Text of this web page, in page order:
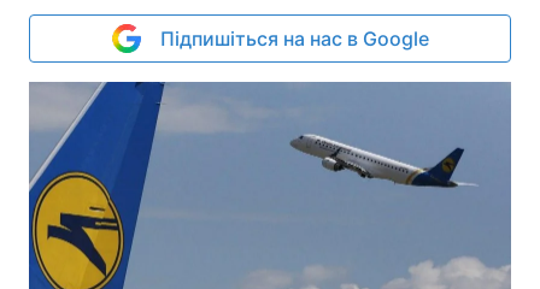
Підпишіться на нас в Google